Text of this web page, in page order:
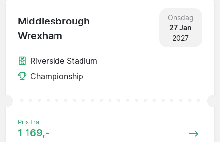
Middlesbrough
Wrexham
Onsdag
27 Jan
2027
Riverside Stadium
Championship
Pris fra
1 169,-